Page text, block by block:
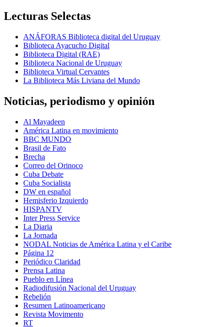
Lecturas Selectas
ANÁFORAS Biblioteca digital del Uruguay
Biblioteca Ayacucho Digital
Biblioteca Digital (RAE)
Biblioteca Nacional de Uruguay
Biblioteca Virtual Cervantes
La Biblioteca Más Liviana del Mundo
Noticias, periodismo y opinión
Al Mayadeen
América Latina en movimiento
BBC MUNDO
Brasil de Fato
Brecha
Correo del Orinoco
Cuba Debate
Cuba Socialista
DW en español
Hemisferio Izquierdo
HISPANTV
Inter Press Service
La Diaria
La Jornada
NODAL Noticias de América Latina y el Caribe
Página 12
Periódico Claridad
Prensa Latina
Pueblo en Línea
Radiodifusión Nacional del Uruguay
Rebelión
Resumen Latinoamericano
Revista Movimento
RT